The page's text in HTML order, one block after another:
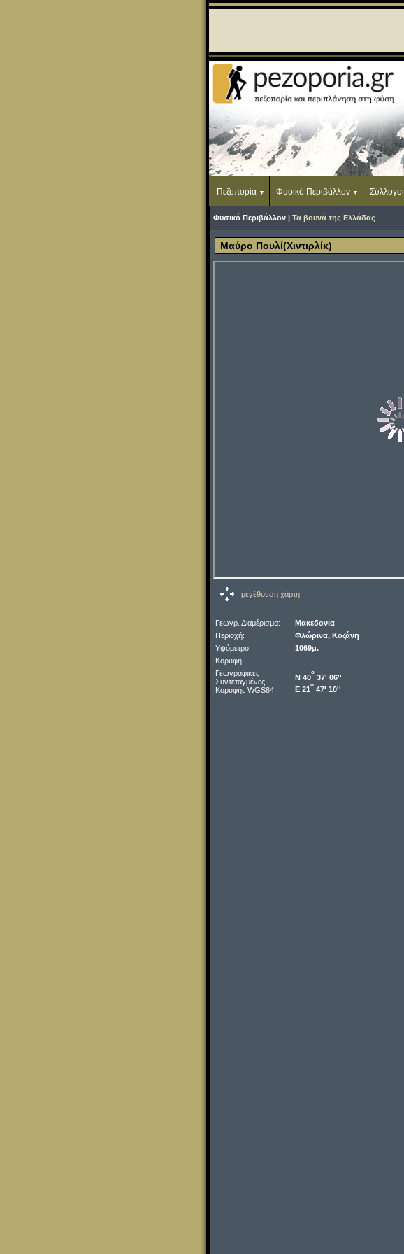
Πεζοπορία Φυσικό Περιβάλλον Σύλλογοι
Φυσικό Περιβάλλον | Τα βουνά της Ελλάδας
Μαύρο Πουλί(Χιντιρλίκ)
μεγέθυνση χάρτη
Γεωγρ. Διαμέρισμα:
Μακεδονία
Περιοχή:
Φλώρινα, Κοζάνη
Υψόμετρο:
1069μ.
Κορυφή:
Γεωγραφικές
Συντεταγμένες
Κορυφής WGS84
Ν 40
o
37' 06''
Ε 21
o
47' 10''